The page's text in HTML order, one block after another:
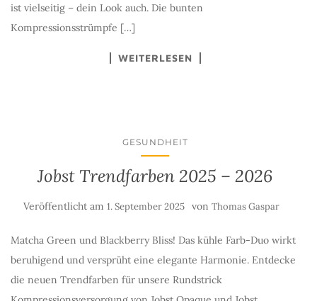
ist vielseitig – dein Look auch. Die bunten
Kompressionsstrümpfe […]
WEITERLESEN
GESUNDHEIT
Jobst Trendfarben 2025 – 2026
Veröffentlicht am 1. September 2025 von Thomas Gaspar
Matcha Green und Blackberry Bliss! Das kühle Farb-Duo wirkt
beruhigend und versprüht eine elegante Harmonie. Entdecke
die neuen Trendfarben für unsere Rundstrick